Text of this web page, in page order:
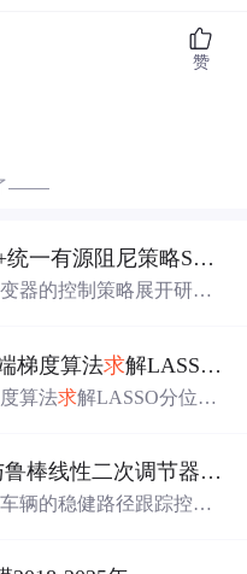
赞
——
三相并网逆变器虚拟阻抗+统一有源阻尼策略SVPWM+SPWM调制仿真
器的控制策略展开研
Simulink平台下的仿真建
出阻抗特性，结合统一
调制算法的实现、动态
时拓展涉及正负序分
等关键技术，构建了完
智能电网及相关领域的
梯度算法求解LASSO分位数回归-短期风电功率预测研究（Matlab代码实现）
算法求解LASSO分位数
原理，并引入近端梯度
高维稀疏数据与异常值
车辆控制基于H∞控制器与鲁棒线性二次调节器RLQR的铰接式重型车辆的稳健路径跟踪控制研究（Matlab代码实现）
辆的稳健路径跟踪控制